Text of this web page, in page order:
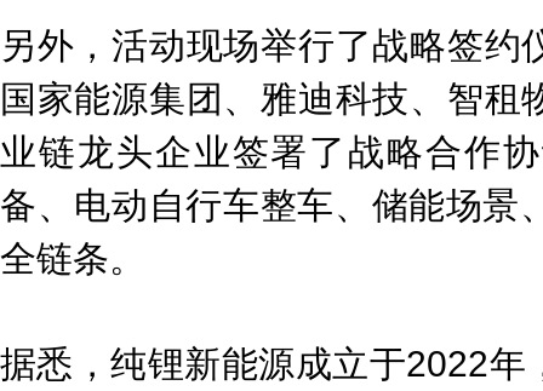
另外，活动现场举行了战略签
国家能源集团、雅迪科技、智
业链龙头企业签署了战略合作
备、电动自行车整车、储能场景
全链条。
据悉，纯锂新能源成立于2022